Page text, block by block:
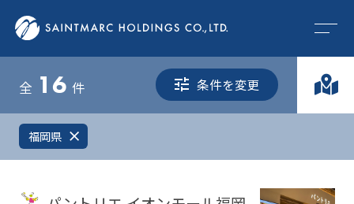
福岡県 close
全 16 件 条件を変更